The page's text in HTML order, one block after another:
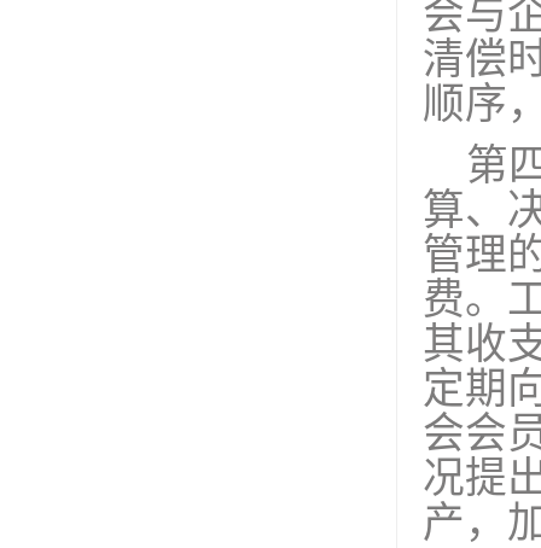
会与
清偿
顺序
第
算、
管理
费。
其收
定期
会会
况提
产，